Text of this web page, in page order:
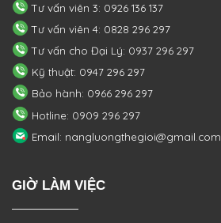
Tư vấn viên 3: 0926 136 137
Tư vấn viên 4: 0828 296 297
Tư vấn cho Đại Lý: 0937 296 297
Kỹ thuật: 0947 296 297
Bảo hành: 0966 296 297
Hotline: 0909 296 297
Email: nangluongthegioi@gmail.com
GIỜ LÀM VIỆC